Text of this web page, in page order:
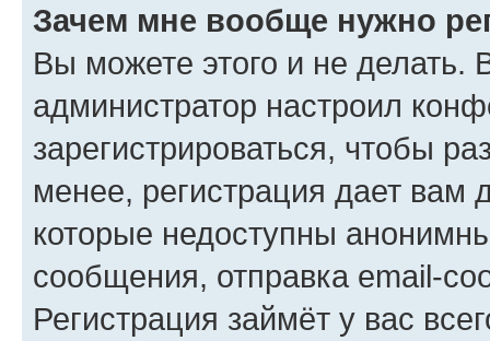
Зачем мне вообще нужно
Вы можете этого и не делать.
администратор настроил
зарегистрироваться, чтобы
менее, регистрация дает вам
которые недоступны
сообщения, отправка email-
Регистрация займёт у вас